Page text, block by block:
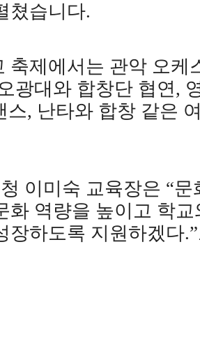
쳤습니다.
축제에서는 관악 오케
광대와 합창단 협연,
스, 난타와 합창 같은
이미숙 교육장은 “문
화 역량을 높이고 학
장하도록 지원하겠다.”